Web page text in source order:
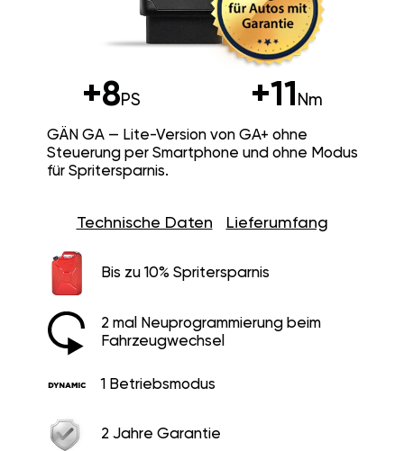
+8PS +11 Nm
GÄN GA — Lite-Version von GA+ ohne
Steuerung per Smartphone und ohne Modus
für Spritersparnis.
Technische Daten Lieferumfang
Bis zu 10% Spritersparnis
2 mal Neuprogrammierung beim
Fahrzeugwechsel
1 Betriebsmodus
2 Jahre Garantie